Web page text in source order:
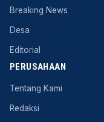
Breaking News
Desa
Editorial
PERUSAHAAN
Tentang Kami
Redaksi